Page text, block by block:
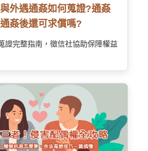
外遇通姦如何蒐證?通姦
姦後還可求償嗎?
證完整指南，徵信社協助保障權益